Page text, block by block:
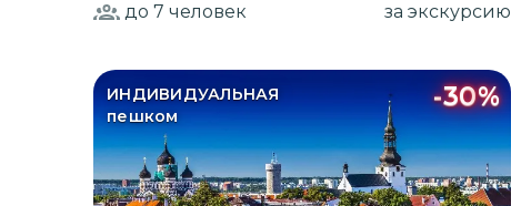
до 7 человек за экскурсию
ИНДИВИДУАЛЬНАЯ
пешком
-30%